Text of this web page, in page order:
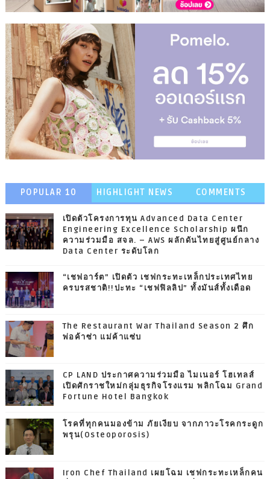
POPULAR 10 HIGHLIGHT NEWS COMMENTS
เปิดตัวโครงการทุน Advanced Data Center
Engineering Excellence Scholarship ผนึก
ความร่วมมือ สจล. – AWS ผลักดันไทยสู่ศูนย์กลาง
Data Center ระดับโลก
“เชฟอาร์ต” เปิดตัว เชฟกระทะเหล็กประเทศไทย
ครบรสชาติ!!ปะทะ “เชฟฟิลลิป” ทั้งมันส์ทั้งเดือด
The Restaurant War Thailand Season 2 ศึก
พ่อค้าซ่า แม่ค้าแซ่บ
CP LAND ประกาศความร่วมมือ ไมเนอร์ โฮเทลส์
เปิดศักราชใหม่กลุ่มธุรกิจโรงแรม พลิกโฉม Grand
Fortune Hotel Bangkok
โรคที่ทุกคนมองข้าม ภัยเงียบ จากภาวะโรคกระดูก
พรุน(Osteoporosis)
Iron Chef Thailand เผยโฉม เชฟกระทะเหล็กคน